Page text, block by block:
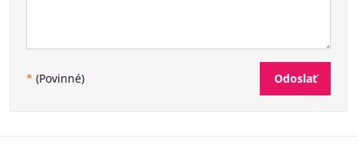
* (Povinné) Odoslať